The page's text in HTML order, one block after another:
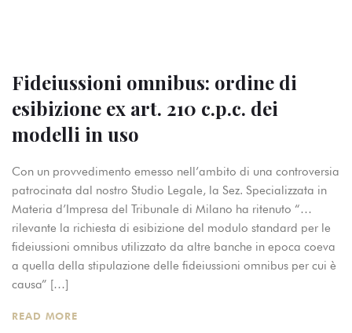
Fideiussioni omnibus: ordine di
esibizione ex art. 210 c.p.c. dei
modelli in uso
Con un provvedimento emesso nell’ambito di una controversia
patrocinata dal nostro Studio Legale, la Sez. Specializzata in
Materia d’Impresa del Tribunale di Milano ha ritenuto “…
rilevante la richiesta di esibizione del modulo standard per le
fideiussioni omnibus utilizzato da altre banche in epoca coeva
a quella della stipulazione delle fideiussioni omnibus per cui è
causa” […]
READ MORE